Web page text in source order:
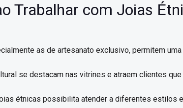
Trabalhar com Joias
as de artesanato exclusivo, permitem
se destacam nas vitrines e atraem clientes
étnicas possibilita atender a diferentes estilos